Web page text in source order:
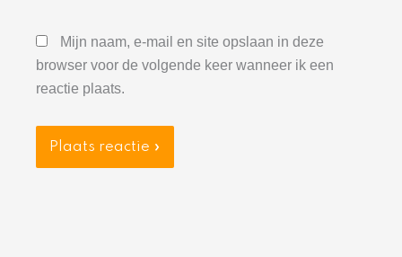
Mijn naam, e-mail en site opslaan in deze
browser voor de volgende keer wanneer ik een
reactie plaats.